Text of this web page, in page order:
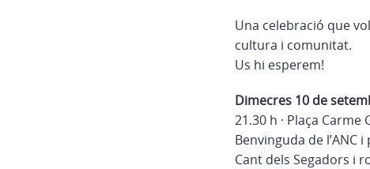
Una celebració que
cultura i comunitat.
Us hi esperem!
Dimecres 10 de
21.30 h · Plaça Carme
Benvinguda de
Cant dels Segadors i